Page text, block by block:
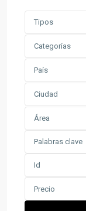
Tipos
Categorías
País
Ciudad
Área
Precio